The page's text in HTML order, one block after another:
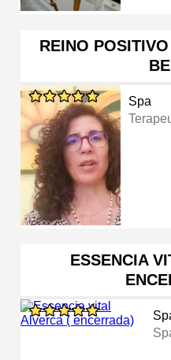
REINO
Spa
ESSENCIA